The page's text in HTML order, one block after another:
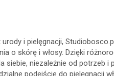
i pielęgnacji,
o skórę i włosy. Dzięki
siebie, niezależnie od potrzeb i
podejście do pielęgnacji